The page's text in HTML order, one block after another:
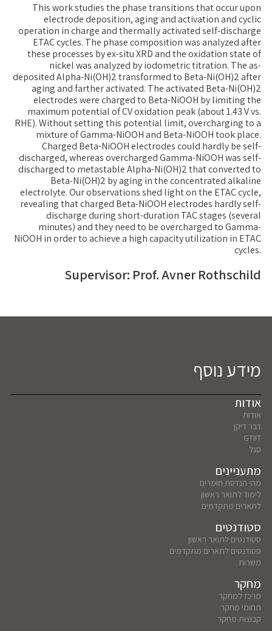
This work studies the phase transitions that occur upon
electrode deposition, aging and activation and cyclic
operation in charge and thermally activated self-discharge
ETAC cycles. The phase composition was analyzed after
these processes by ex-situ XRD and the oxidation state of
nickel was analyzed by iodometric titration. The as-
deposited Alpha-Ni(OH)2 transformed to Beta-Ni(OH)2 after
aging and farther activated. The activated Beta-Ni(OH)2
electrodes were charged to Beta-NiOOH by limiting the
maximum potential of CV oxidation peak (about 1.43 V vs.
RHE). Without setting this potential limit, overcharging to a
mixture of Gamma-NiOOH and Beta-NiOOH took place.
Charged Beta-NiOOH electrodes could hardly be self-
discharged, whereas overcharged Gamma-NiOOH was self-
discharged to metastable Alpha-Ni(OH)2 that converted to
Beta-Ni(OH)2 by aging in the concentrated alkaline
electrolyte. Our observations shed light on the ETAC cycle,
revealing that charged Beta-NiOOH electrodes hardly self-
discharge during short-duration TAC stages (several
minutes) and they need to be overcharged to Gamma-
NiOOH in order to achieve a high capacity utilization in ETAC
cycles.
Supervisor: Prof. Avner Rothschild
מידע נוסף
אודות
אודות
דבר דיקן
GTIIT
סגל
מתעניינים
מהי הנדסת חומרים
לימוד לתואר ראשון
לתארים מתקדמים
סטודנטים
סטודנטים לתואר ראשון
סטודנטים לתארים מתקדמים
משרות
מחקר
מרכז למחקר
תחומי מחקר
קבוצות מחקר